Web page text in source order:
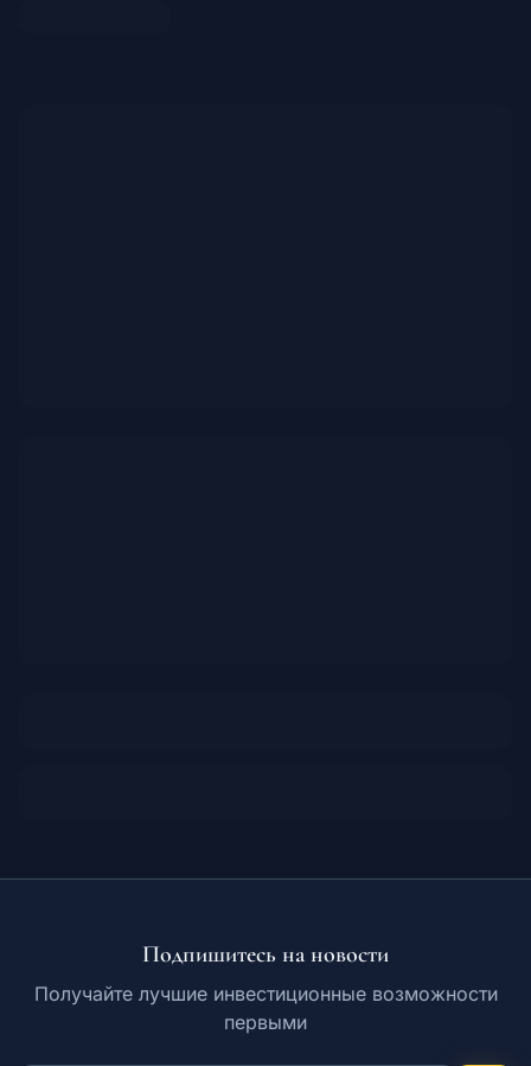
Подпишитесь на новости
Получайте лучшие инвестиционные возможности
первыми